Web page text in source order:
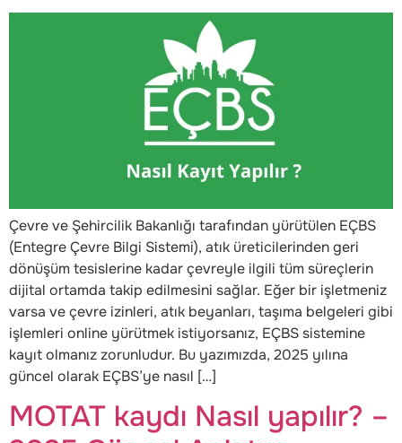
Çevre ve Şehircilik Bakanlığı tarafından yürütülen EÇBS
(Entegre Çevre Bilgi Sistemi), atık üreticilerinden geri
dönüşüm tesislerine kadar çevreyle ilgili tüm süreçlerin
dijital ortamda takip edilmesini sağlar. Eğer bir işletmeniz
varsa ve çevre izinleri, atık beyanları, taşıma belgeleri gibi
işlemleri online yürütmek istiyorsanız, EÇBS sistemine
kayıt olmanız zorunludur. Bu yazımızda, 2025 yılına
güncel olarak EÇBS’ye nasıl […]
MOTAT kaydı Nasıl yapılır? –